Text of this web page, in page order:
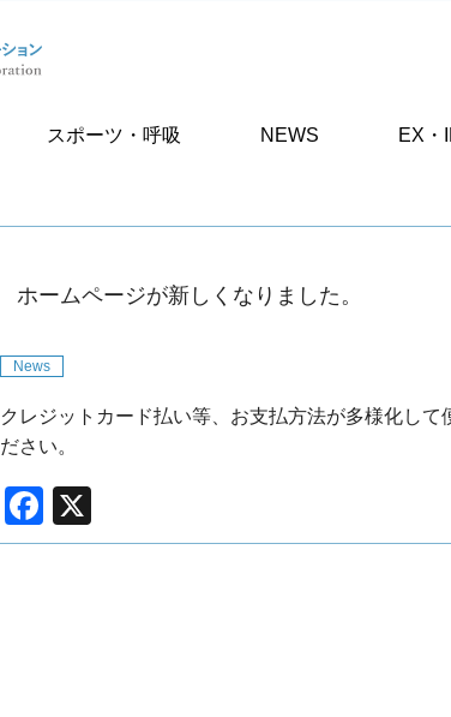
スポーツ・呼吸 NEWS EX・
ホームページが新しくなりました。
News
クレジットカード払い等、お支払方法が多様化して
ださい。
F
a